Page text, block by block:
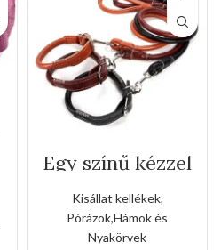
Egy színű kézzel
varrott bőr póráz
és nyakörv
szett(Közepes
méret)
Kisállat kellékek,
Pórázok,Hámok és
Nyakörvek